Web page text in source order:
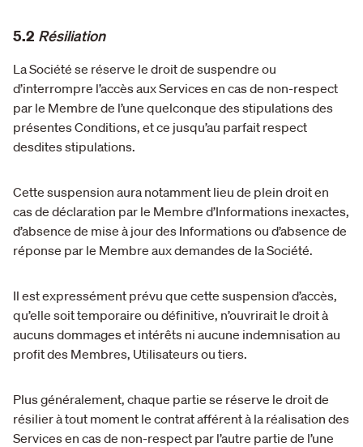
5.2 Résiliation
La Société se réserve le droit de suspendre ou
d’interrompre l’accès aux Services en cas de non-respect
par le Membre de l’une quelconque des stipulations des
présentes Conditions, et ce jusqu’au parfait respect
desdites stipulations.
Cette suspension aura notamment lieu de plein droit en
cas de déclaration par le Membre d’Informations inexactes,
d’absence de mise à jour des Informations ou d’absence de
réponse par le Membre aux demandes de la Société.
Il est expressément prévu que cette suspension d’accès,
qu’elle soit temporaire ou définitive, n’ouvrirait le droit à
aucuns dommages et intérêts ni aucune indemnisation au
profit des Membres, Utilisateurs ou tiers.
Plus généralement, chaque partie se réserve le droit de
résilier à tout moment le contrat afférent à la réalisation des
Services en cas de non-respect par l’autre partie de l’une